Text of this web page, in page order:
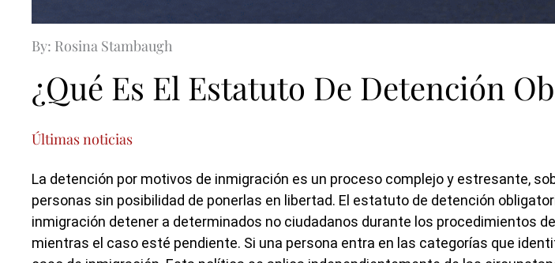
By: Rosina Stambaugh
¿Qué Es El Estatuto De Detención
Últimas noticias
La detención por motivos de inmigración es un proceso complejo y estresante,
personas sin posibilidad de ponerlas en libertad. El estatuto de detención
inmigración detener a determinados no ciudadanos durante los procedimientos
mientras el caso esté pendiente. Si una persona entra en las categorías que